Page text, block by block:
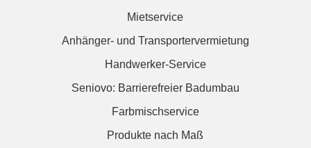
Mietservice
Anhänger- und Transportervermietung
Handwerker-Service
Seniovo: Barrierefreier Badumbau
Farbmischservice
Produkte nach Maß